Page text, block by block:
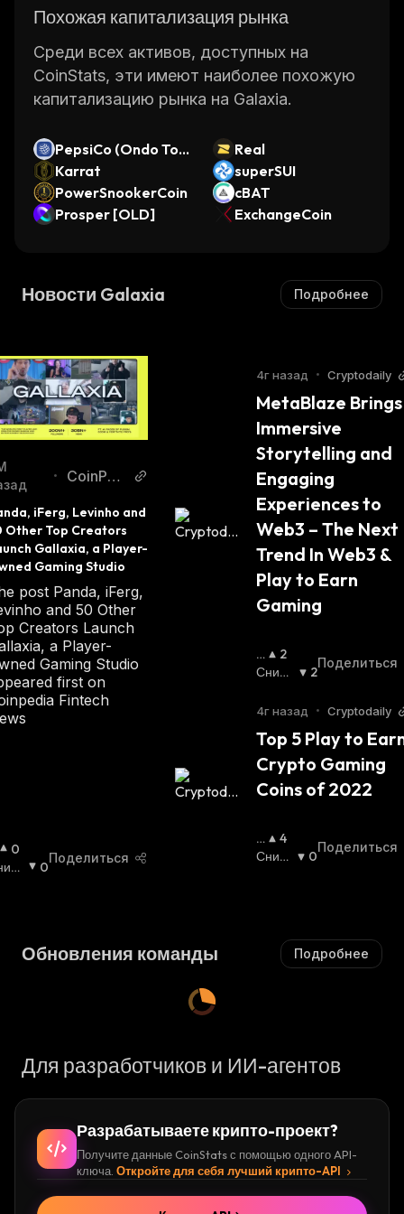
Похожая капитализация рынка
Среди всех активов, доступных на
CoinStats, эти имеют наиболее похожую
капитализацию рынка на Galaxia.
PepsiCo (Ondo Tok
enized Stock)
Real
Karrat
superSUI
PowerSnookerCoin
cBAT
Prosper [OLD]
ExchangeCoin
Новости Galaxia Подробнее
•
CoinPed
iFerg, Levinho and
Other Top Creators
Gallaxia, a Player-
Gaming Studio
post Panda, iFerg,
and 50 Other
Creators Launch
a Player-
Gaming Studio
first on
Fintech
0
0
Поделиться
4г назад • Cryptodaily
MetaBlaze Brings
Immersive
Storytelling and
Engaging
Experiences to
Web3 – The Next
Trend In Web3 &
Play to Earn
Gaming
П
О
Ы
А
Ю
Щ
И
Я
2
Снижа
Ся
2
Поделиться
4г назад • Cryptodaily
Top 5 Play to
Crypto Gaming
Coins of 2022
П
О
4
Сниж
0
Поделиться
Обновления команды Подробнее
Для разработчиков и ИИ-агентов
Разрабатываете крипто-проект?
Получите данные CoinStats с помощью одного API-
ключа. Откройте для себя лучший крипто-API